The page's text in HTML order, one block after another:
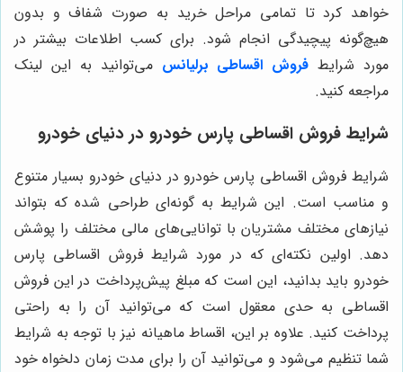
خواهد کرد تا تمامی مراحل خرید به صورت شفاف و بدون
هیچ‌گونه پیچیدگی انجام شود. برای کسب اطلاعات بیشتر در
مورد شرایط فروش اقساطی برلیانس می‌توانید به این لینک
مراجعه کنید.
شرایط فروش اقساطی پارس خودرو در دنیای خودرو
شرایط فروش اقساطی پارس خودرو در دنیای خودرو بسیار متنوع
و مناسب است. این شرایط به گونه‌ای طراحی شده که بتواند
نیازهای مختلف مشتریان با توانایی‌های مالی مختلف را پوشش
دهد. اولین نکته‌ای که در مورد شرایط فروش اقساطی پارس
خودرو باید بدانید، این است که مبلغ پیش‌پرداخت در این فروش
اقساطی به حدی معقول است که می‌توانید آن را به راحتی
پرداخت کنید. علاوه بر این، اقساط ماهیانه نیز با توجه به شرایط
شما تنظیم می‌شود و می‌توانید آن را برای مدت زمان دلخواه خود